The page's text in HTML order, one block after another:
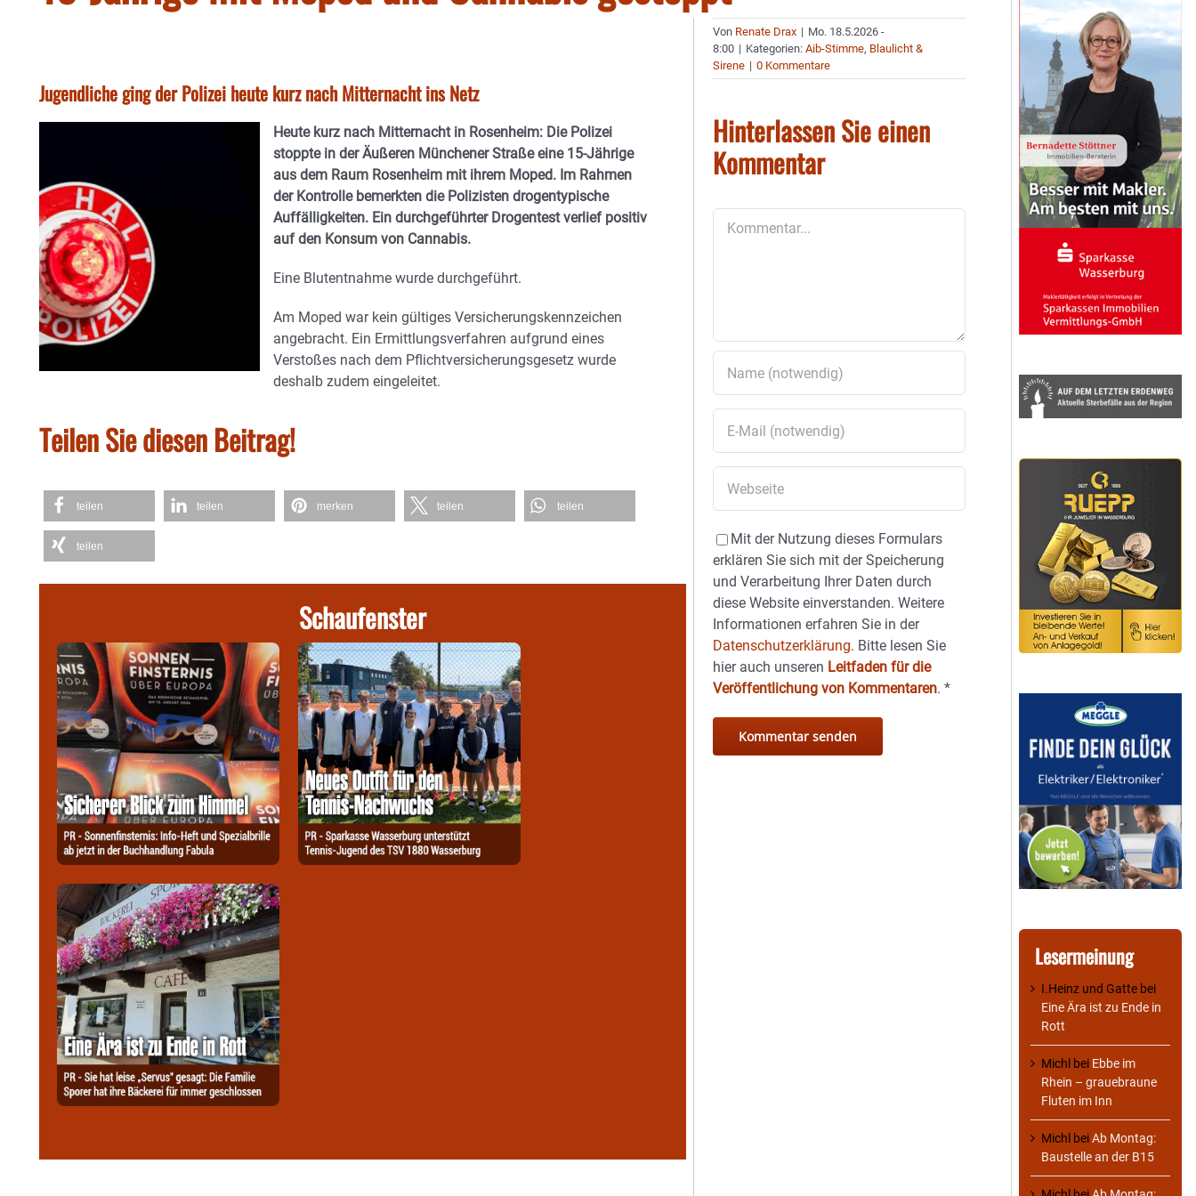
Jugendliche ging der Polizei heute kurz nach Mitternacht ins Netz
Heute kurz nach Mitternacht in Rosenheim: Die Polizei
stoppte in der Äußeren Münchener Straße eine 15-Jährige
aus dem Raum Rosenheim mit ihrem Moped. Im Rahmen
der Kontrolle bemerkten die Polizisten drogentypische
Auffälligkeiten. Ein durchgeführter Drogentest verlief positiv
auf den Konsum von Cannabis.
Eine Blutentnahme wurde durchgeführt.
Am Moped war kein gültiges Versicherungskennzeichen
angebracht. Ein Ermittlungsverfahren aufgrund eines
Verstoßes nach dem Pflichtversicherungsgesetz wurde
deshalb zudem eingeleitet.
Teilen Sie diesen Beitrag!
teilen teilen merken teilen teilen
teilen
Schaufenster
Von Renate Drax | Mo. 18.5.2026 -
8:00 | Kategorien:Aib-Stimme, Blaulicht &
Sirene | 0 Kommentare
Hinterlassen Sie einen
Kommentar
Mit der Nutzung dieses Formulars
erklären Sie sich mit der Speicherung
und Verarbeitung Ihrer Daten durch
diese Website einverstanden. Weitere
Informationen erfahren Sie in der
Datenschutzerklärung. Bitte lesen Sie
hier auch unseren Leitfaden für die
Veröffentlichung von Kommentaren.*
Lesermeinung
I.Heinz und Gatte bei
Eine Ära ist zu Ende in
Rott
Michl bei Ebbe im
Rhein – grauebraune
Fluten im Inn
Michl beiAb Montag:
Baustelle an der B15